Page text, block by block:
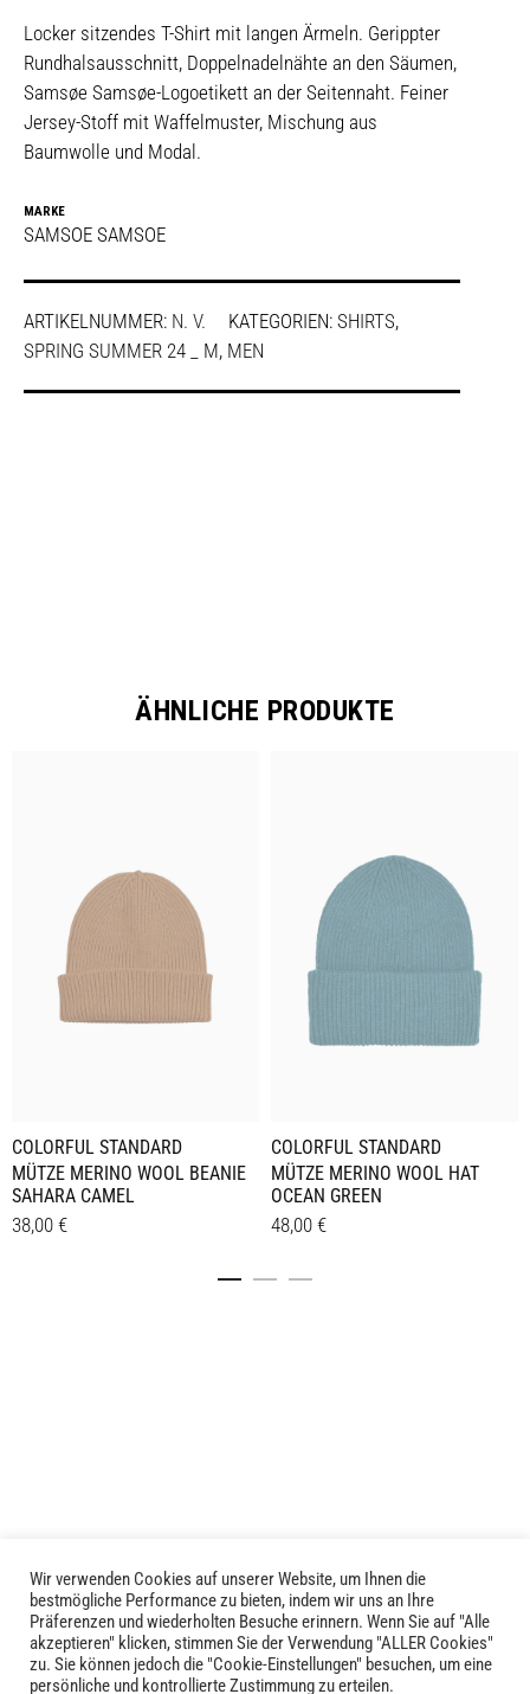
Locker sitzendes T-Shirt mit langen Ärmeln. Gerippter
Rundhalsausschnitt, Doppelnadelnähte an den Säumen,
Samsøe Samsøe-Logoetikett an der Seitennaht. Feiner
Jersey-Stoff mit Waffelmuster, Mischung aus
Baumwolle und Modal.
MARKE
SAMSOE SAMSOE
ARTIKELNUMMER: N. V. KATEGORIEN: SHIRTS,
SPRING SUMMER 24 _ M, MEN
ÄHNLICHE PRODUKTE
COLORFUL STANDARD
MÜTZE MERINO WOOL BEANIE
SAHARA CAMEL
38,00 €
COLORFUL STANDARD
MÜTZE MERINO WOOL HAT
OCEAN GREEN
48,00 €
LIVID © 2024
Kontakt
Wir verwenden Cookies auf unserer Website, um Ihnen die
bestmögliche Performance zu bieten, indem wir uns an Ihre
Präferenzen und wiederholten Besuche erinnern. Wenn Sie auf "Alle
akzeptieren" klicken, stimmen Sie der Verwendung "ALLER Cookies"
zu. Sie können jedoch die "Cookie-Einstellungen" besuchen, um eine
persönliche und kontrollierte Zustimmung zu erteilen.